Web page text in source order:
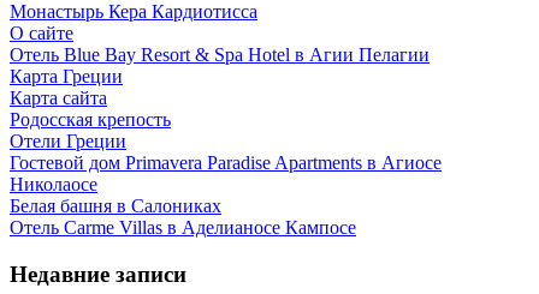
Монастырь Кера Кардиотисса
О сайте
Отель Blue Bay Resort & Spa Hotel в Агии Пелагии
Карта Греции
Карта сайта
Родосская крепость
Отели Греции
Гостевой дом Primavera Paradise Apartments в Агиосе
Николаосе
Белая башня в Салониках
Отель Carme Villas в Аделианосе Кампосе
Недавние записи